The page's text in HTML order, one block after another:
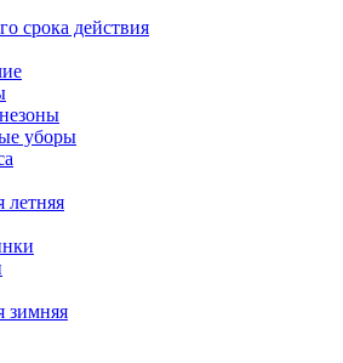
срока действия
уборы
летняя
зимняя